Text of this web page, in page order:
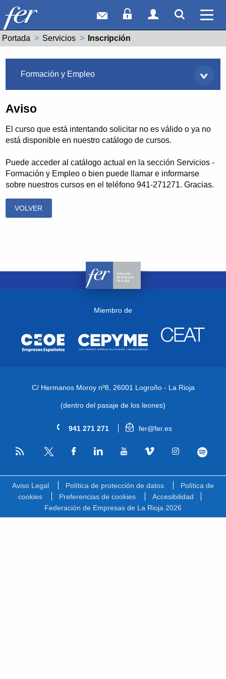
Correo webAcceso Socios
Acceso
Portada Servicios Actual:
Inscripción
Formación y Empleo
Aviso
El curso que está intentando solicitar no es válido o ya no
está disponible en nuestro catálogo de cursos.
Puede acceder al catálogo actual en la sección Servicios -
Formación y Empleo o bien puede llamar e informarse
sobre nuestros cursos en el teléfono 941-271271. Gracias.
VOLVER
Miembro de
C/ Hermanos Moroy nº8, 26001 Logroño - La Rioja
(dentro del pasaje de los leones)
941 271 271 fer@fer.es
RSS
Aviso Legal Política de protección de datos
Política de
cookies
Preferencias de cookies
Accesibilidad
Federación de Empresas de La Rioja 2026